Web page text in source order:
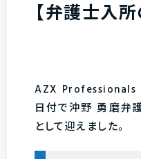
【弁護士入
AZX
日付で沖野 勇磨弁
として迎えました。